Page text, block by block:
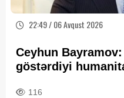
22:49 / 06 Avqust 2026
Ceyhun
göstərdiyi
116